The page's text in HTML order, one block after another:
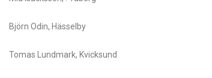
Björn Odin, Hässelby
Tomas Lundmark, Kvicksund